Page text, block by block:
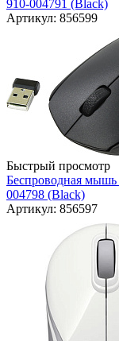
910-004791 (Black)
Артикул: 856599
Быстрый просмотр
Беспроводная мышь
004798 (Black)
Артикул: 856597